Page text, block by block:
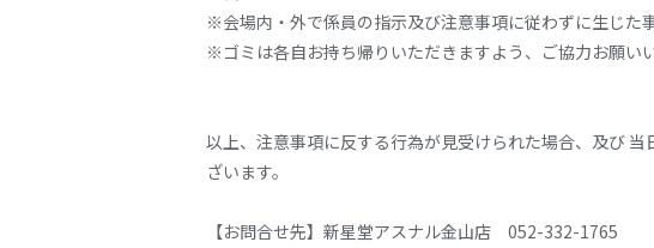
※会場内・外で係員の指示及び注意事項に従わずに生じた
※ゴミは各自お持ち帰りいただきますよう、ご協力お願いい
以上、注意事項に反する行為が見受けられた場合、及び
ざいます。
【お問合せ先】新星堂アスナル金山店 052-332-1765